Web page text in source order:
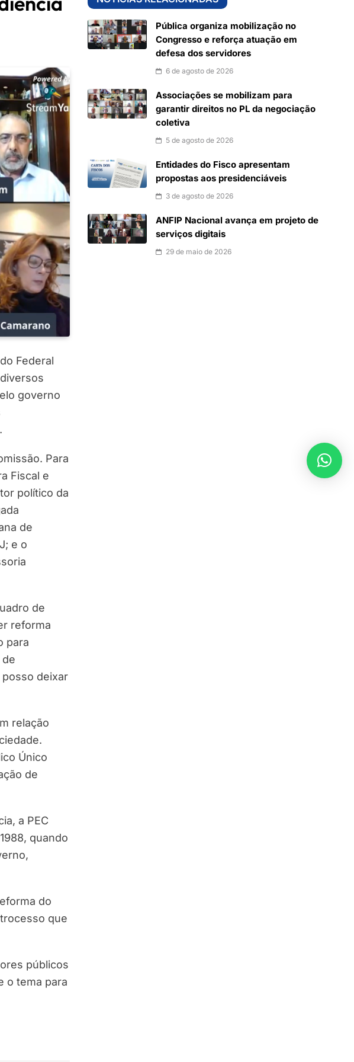
Federal
governo
Para
Fiscal e
político da
de
e o
de
reforma
para
posso deixar
relação
Único
de
a PEC
quando
do
que
públicos
o tema para
Pública organiza mobilização no
Congresso e reforça atuação em
defesa dos servidores
6 de agosto de 2026
Associações se mobilizam para
garantir direitos no PL da negociação
coletiva
5 de agosto de 2026
Entidades do Fisco apresentam
propostas aos presidenciáveis
3 de agosto de 2026
ANFIP Nacional avança em projeto de
serviços digitais
29 de maio de 2026